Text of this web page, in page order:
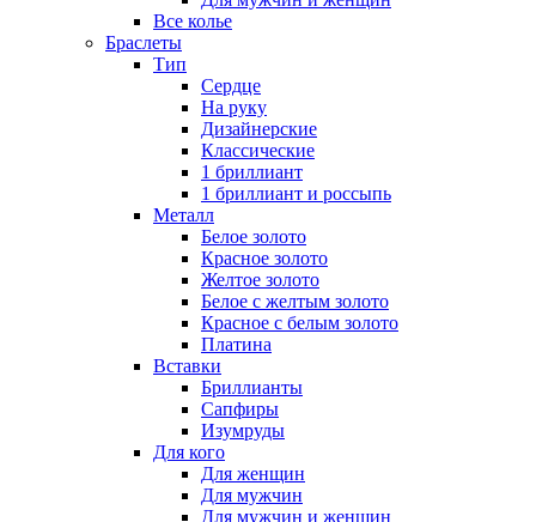
Все колье
Браслеты
Тип
Сердце
На руку
Дизайнерские
Классические
1 бриллиант
1 бриллиант и россыпь
Металл
Белое золото
Красное золото
Желтое золото
Белое с желтым золото
Красное с белым золото
Платина
Вставки
Бриллианты
Сапфиры
Изумруды
Для кого
Для женщин
Для мужчин
Для мужчин и женщин